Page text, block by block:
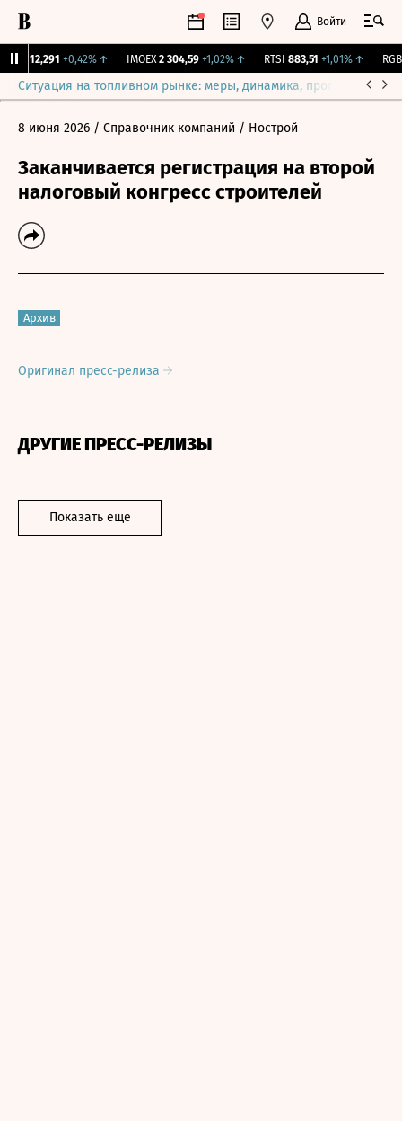
Войти
12,291 +0,42%↑ IMOEX 2 304,59 +1,02%↑ RTSI 883,51 +1,01% ↑ RGBI
Ситуация на топливном рынке: меры, динамика, прогнозы
8 июня 2026 / Справочник компаний / Нострой
Заканчивается регистрация на второй
налоговый конгресс строителей
Архив
Оригинал пресс-релиза
ДРУГИЕ ПРЕСС-РЕЛИЗЫ
Показать еще